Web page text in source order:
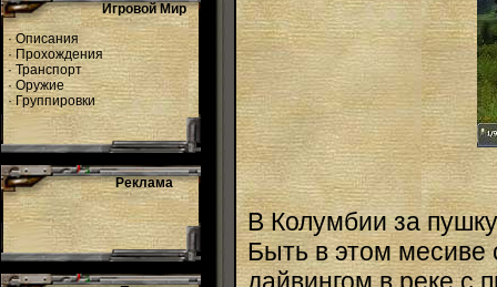
Игровой Мир
·Описания
·Прохождения
·Транспорт
·Оружие
·Группировки
Реклама
В Колумбии за
Быть в этом месиве